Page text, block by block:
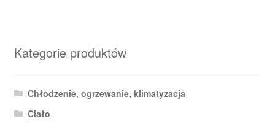
Kategorie produktów
Chłodzenie, ogrzewanie, klimatyzacja
Ciało